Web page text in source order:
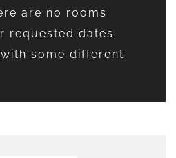
are no rooms
requested dates.
some different